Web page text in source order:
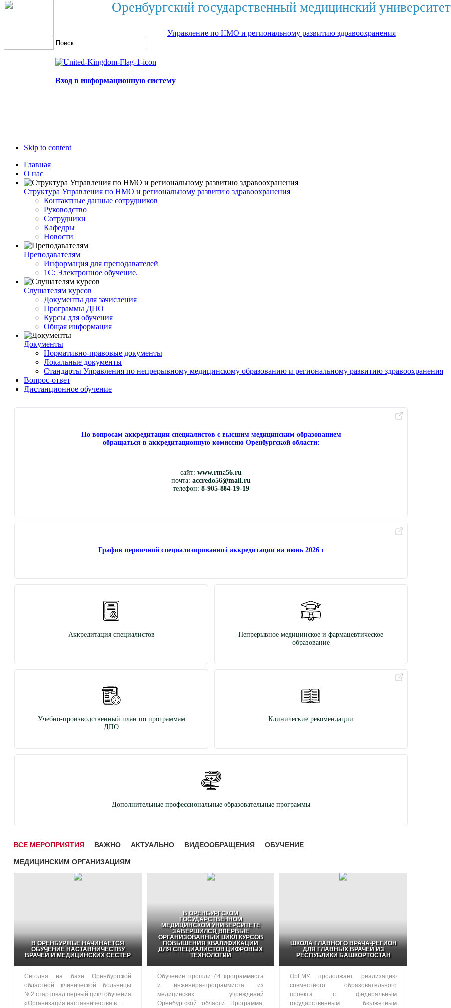
Оренбургский государственный медицинский университет
Управление по НМО и региональному развитию здравоохранения
Вход в информационную систему
Skip to content
Главная
О нас
Структура Управления по НМО и региональному развитию здравоохранения
Контактные данные сотрудников
Руководство
Сотрудники
Кафедры
Новости
Преподавателям
Информация для преподавателей
1С: Электронное обучение.
Слушателям курсов
Документы для зачисления
Программы ДПО
Курсы для обучения
Общая информация
Документы
Нормативно-правовые документы
Локальные документы
Стандарты Управления по непрерывному медицинскому образованию и региональному развитию здравоохранения
Вопрос-ответ
Дистанционное обучение
По вопросам аккредитации специалистов с высшим медицинским образованием
обращаться в аккредитационную комиссию Оренбургской области:
сайт:www.rma56.ru
почта:accredo56@mail.ru
телефон:8-905-884-19-19
График первичной специализированной аккредитации на июнь 2026 г
Аккредитация специалистов
Непрерывное медицинское и фармацевтическое
образование
Учебно-производственный план по программам
ДПО
Клинические рекомендации
Дополнительные профессиональные образовательные программы
ВСЕ МЕРОПРИЯТИЯ ВАЖНО АКТУАЛЬНО ВИДЕООБРАЩЕНИЯ ОБУЧЕНИЕ
МЕДИЦИНСКИМ ОРГАНИЗАЦИЯМ
В ОРЕНБУРЖЬЕ НАЧИНАЕТСЯ
ОБУЧЕНИЕ НАСТАВНИЧЕСТВУ
ВРАЧЕЙ И МЕДИЦИНСКИХ СЕСТЕР
Сегодня на базе Оренбургской
областной клинической больницы
№2 стартовал первый цикл обучения
«Организация наставничества в…
В ОРЕНБУРГСКОМ
ГОСУДАРСТВЕННОМ
МЕДИЦИНСКОМ УНИВЕРСИТЕТЕ
ЗАВЕРШИЛСЯ ВПЕРВЫЕ
ОРГАНИЗОВАННЫЙ ЦИКЛ КУРСОВ
ПОВЫШЕНИЯ КВАЛИФИКАЦИИ
ДЛЯ СПЕЦИАЛИСТОВ ЦИФРОВЫХ
ТЕХНОЛОГИЙ
Обучение прошли 44 программиста
и инженера-программиста из
медицинских учреждений
Оренбургской области. Программа,
ШКОЛА ГЛАВНОГО ВРАЧА-РЕГИОН
ДЛЯ ГЛАВНЫХ ВРАЧЕЙ ИЗ
РЕСПУБЛИКИ БАШКОРТОСТАН
ОрГМУ продолжает реализацию
совместного образовательного
проекта с федеральным
государственным бюджетным